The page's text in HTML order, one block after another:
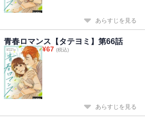
あらすじを見る
青春ロマンス【タテヨミ】第66話
¥67 (税込)
あらすじを見る